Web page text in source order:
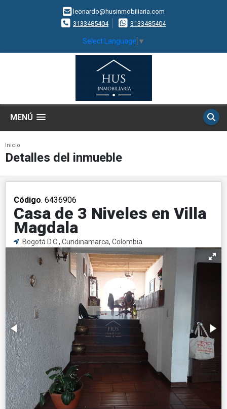
leonardo@husinmobiliaria.com
3133485404
3133485404
Select Language ▼
MENÚ
Inicio
Detalles del inmueble
Código. 6436906
Casa de 3 Niveles en Villa
Magdala
Bogotá D.C., Cundinamarca, Colombia